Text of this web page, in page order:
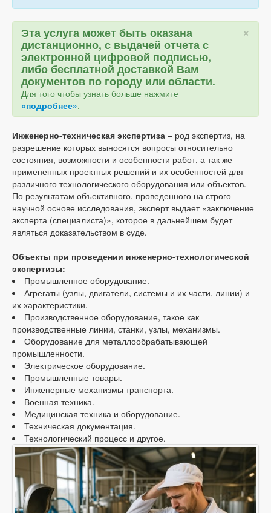
×
Эта услуга может быть оказана
дистанционно, с выдачей отчета с
электронной цифровой подписью,
либо бесплатной доставкой Вам
документов по городу или области.
Для того чтобы узнать больше нажмите
«подробнее».
Инженерно-техническая экспертиза – род экспертиз, на
разрешение которых выносятся вопросы относительно
состояния, возможности и особенности работ, а так же
примененных проектных решений и их особенностей для
различного технологического оборудования или объектов.
По результатам объективного, проведенного на строго
научной основе исследования, эксперт выдает «заключение
эксперта (специалиста)», которое в дальнейшем будет
являться доказательством в суде.
Объекты при проведении инженерно-технологической
экспертизы:
Промышленное оборудование.
Агрегаты (узлы, двигатели, системы и их части, линии) и
их характеристики.
Производственное оборудование, такое как
производственные линии, станки, узлы, механизмы.
Оборудование для металлообрабатывающей
промышленности.
Электрическое оборудование.
Промышленные товары.
Инженерные механизмы транспорта.
Военная техника.
Медицинская техника и оборудование.
Техническая документация.
Технологический процесс и другое.